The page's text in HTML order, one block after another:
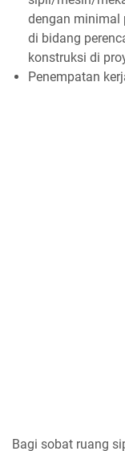
dengan minimal
di bidang
konstruksi di
Penempatan
Bagi sobat ruang